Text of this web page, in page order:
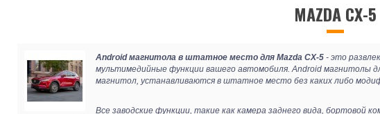
MAZDA CX-5
Android магнитола в штатное место для Mazda CX-5 - это
мультимедийные функции вашего автомобиля. Android магнитолы
магнитол, устанавливаются в штатное место без каких либо
Все заводские функции, такие как камера заднего вида, бортовой